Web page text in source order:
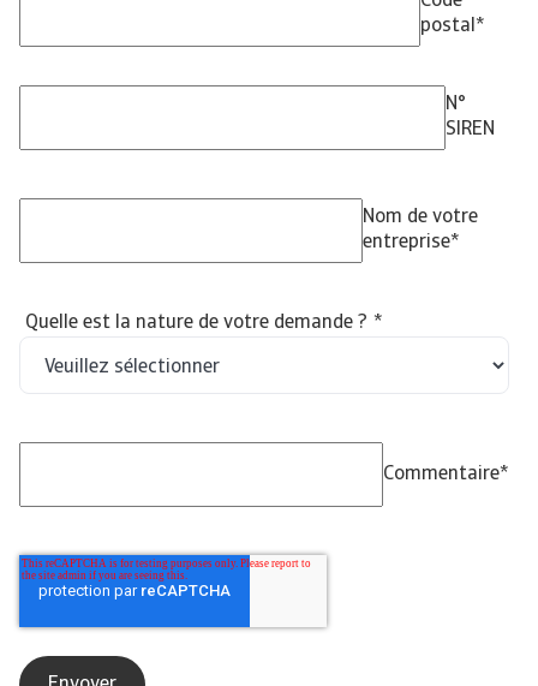
postal *
N°
SIREN
Nom de votre
entreprise*
Quelle est la nature de votre demande ? *
Commentaire*